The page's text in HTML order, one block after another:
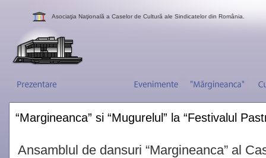
Asociaţia Naţională a Caselor de Cultură ale Sindicatelor din România.
“Margineanca” si “Mugurelul” la “Festivalul
Ansamblul de dansuri “Margineanca” al